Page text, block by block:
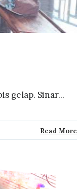
gelap. Sinar...
Read More